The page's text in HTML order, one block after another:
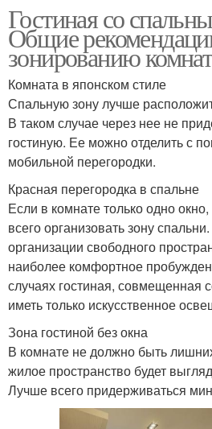
Гостиная со
Общие
зонированию комнат
Комната в японском стиле
Спальную зону лучше
В таком случае через нее не
гостиную. Ее можно отделить с
мобильной перегородки.
Красная перегородка в спальне
Если в комнате только одно
всего организовать зону
организации свободного
наиболее комфортное
случаях гостиная, совмещенная
иметь только искусственное
Зона гостиной без окна
В комнате не должно быть
жилое пространство будет
Лучше всего придерживаться